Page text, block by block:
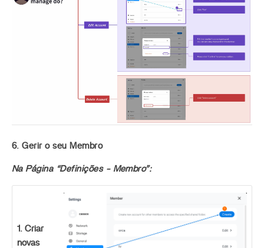
6. Gerir o seu Membro
Na Página “Definições - Membro”:
1. Criar
novas